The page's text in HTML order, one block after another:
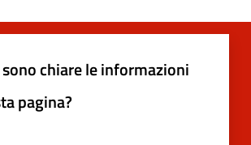
chiare le informazioni
pagina?